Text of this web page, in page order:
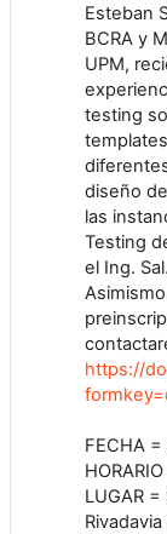
Esteban
BCRA y
UPM,
testing
diseño
las
Testing
el Ing. Sal.
https://
FECHA
LUGAR